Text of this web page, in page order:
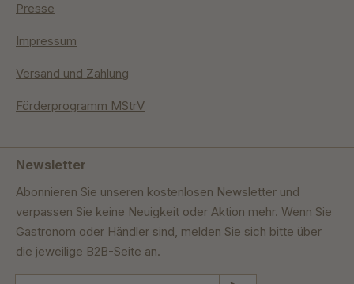
Presse
Impressum
Versand und Zahlung
Förderprogramm MStrV
Newsletter
Abonnieren Sie unseren kostenlosen Newsletter und
verpassen Sie keine Neuigkeit oder Aktion mehr. Wenn Sie
Gastronom oder Händler sind, melden Sie sich bitte über
die jeweilige B2B-Seite an.